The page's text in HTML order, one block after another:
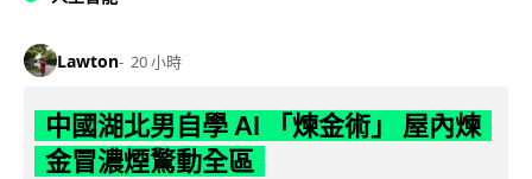
Lawton 20 小時
中國湖北男自學 AI 「煉金術」 屋內煉
金冒濃煙驚動全區